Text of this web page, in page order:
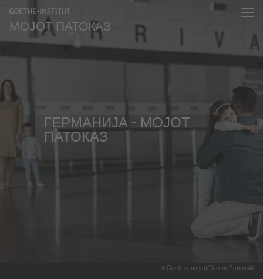
МОЈОТ ПАТОКАЗ
ГЕРМАНИЈА - МОЈОТ
ПАТОКАЗ
© Goethe-Institut/Dimitar Petrovski